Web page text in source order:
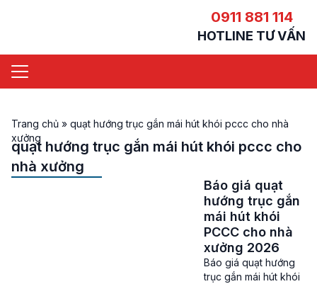
0911 881 114
HOTLINE TƯ VẤN
Trang chủ » quạt hướng trục gắn mái hút khói pccc cho nhà
xưởng
quạt hướng trục gắn mái hút khói pccc cho
nhà xưởng
Báo giá quạt
hướng trục gắn
mái hút khói
PCCC cho nhà
xưởng 2026
Báo giá quạt hướng
trục gắn mái hút khói